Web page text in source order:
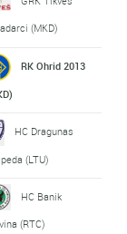
(MKD)
RK Ohrid 2013
HC Dragunas
(LTU)
HC Banik
(RTC)